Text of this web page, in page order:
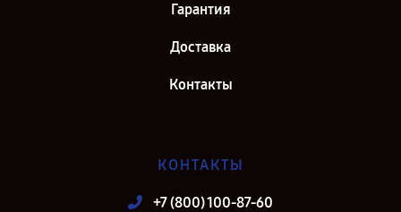
Гарантия
Доставка
Контакты
КОНТАКТЫ
+7 (800) 100-87-60